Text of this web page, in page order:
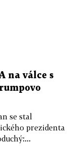
na válce s
se stal
prezidenta